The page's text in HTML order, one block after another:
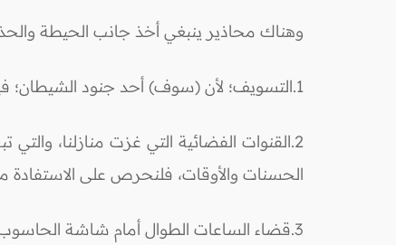
وهناك محاذير ينبغي أخذ جانب الحيطة والحذر
1.التسويف؛ لأن (سوف) أحد جنود الشيطان؛ فينبغي السعي والمبادرة بإنجاز الأعمال التي تقربنا إلى الله عز وجل قبل أن يُحال بيننا وبينها.
2.القنوات الفضائية التي غزت منازلنا،
الحسنات والأوقات، فلنحرص على الاستفادة
3.قضاء الساعات الطوال أمام شاشة الحاسوب -خاصة الإنترنت- فيما لا ينفع ولا يفيد.